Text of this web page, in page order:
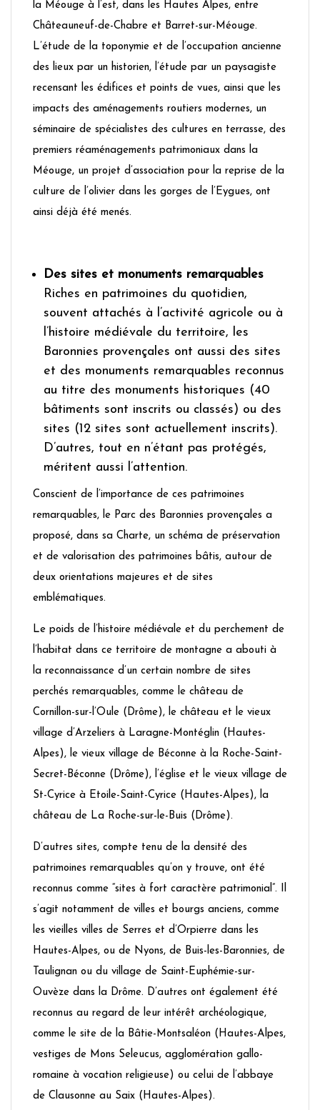
la Méouge à l’est, dans les Hautes Alpes, entre
Châteauneuf-de-Chabre et Barret-sur-Méouge.
L’étude de la toponymie et de l’occupation ancienne
des lieux par un historien, l’étude par un paysagiste
recensant les édifices et points de vues, ainsi que les
impacts des aménagements routiers modernes, un
séminaire de spécialistes des cultures en terrasse, des
premiers réaménagements patrimoniaux dans la
Méouge, un projet d’association pour la reprise de la
culture de l’olivier dans les gorges de l’Eygues, ont
ainsi déjà été menés.
Des sites et monuments remarquables
Riches en patrimoines du quotidien,
souvent attachés à l’activité agricole ou à
l’histoire médiévale du territoire, les
Baronnies provençales ont aussi des sites
et des monuments remarquables reconnus
au titre des monuments historiques (40
bâtiments sont inscrits ou classés) ou des
sites (12 sites sont actuellement inscrits).
D’autres, tout en n’étant pas protégés,
méritent aussi l’attention.
Conscient de l’importance de ces patrimoines
remarquables, le Parc des Baronnies provençales a
proposé, dans sa Charte, un schéma de préservation
et de valorisation des patrimoines bâtis, autour de
deux orientations majeures et de sites
emblématiques.
Le poids de l’histoire médiévale et du perchement de
l’habitat dans ce territoire de montagne a abouti à
la reconnaissance d’un certain nombre de sites
perchés remarquables, comme le château de
Cornillon-sur-l’Oule (Drôme), le château et le vieux
village d’Arzeliers à Laragne-Montéglin (Hautes-
Alpes), le vieux village de Béconne à la Roche-Saint-
Secret-Béconne (Drôme), l’église et le vieux village de
St-Cyrice à Etoile-Saint-Cyrice (Hautes-Alpes), la
château de La Roche-sur-le-Buis (Drôme).
D’autres sites, compte tenu de la densité des
patrimoines remarquables qu’on y trouve, ont été
reconnus comme “sites à fort caractère patrimonial”. Il
s’agit notamment de villes et bourgs anciens, comme
les vieilles villes de Serres et d’Orpierre dans les
Hautes-Alpes, ou de Nyons, de Buis-les-Baronnies, de
Taulignan ou du village de Saint-Euphémie-sur-
Ouvèze dans la Drôme. D’autres ont également été
reconnus au regard de leur intérêt archéologique,
comme le site de la Bâtie-Montsaléon (Hautes-Alpes,
vestiges de Mons Seleucus, agglomération gallo-
romaine à vocation religieuse) ou celui de l’abbaye
de Clausonne au Saix (Hautes-Alpes).